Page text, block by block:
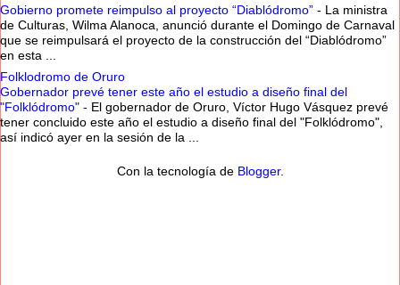
Gobierno promete reimpulso al proyecto “Diablódromo” - La ministra
de Culturas, Wilma Alanoca, anunció durante el Domingo de Carnaval
que se reimpulsará el proyecto de la construcción del “Diablódromo”
en esta ...
Folklodromo de Oruro
Gobernador prevé tener este año el estudio a diseño final del
"Folklódromo" - El gobernador de Oruro, Víctor Hugo Vásquez prevé
tener concluido este año el estudio a diseño final del "Folklódromo",
así indicó ayer en la sesión de la ...
Con la tecnología de Blogger.